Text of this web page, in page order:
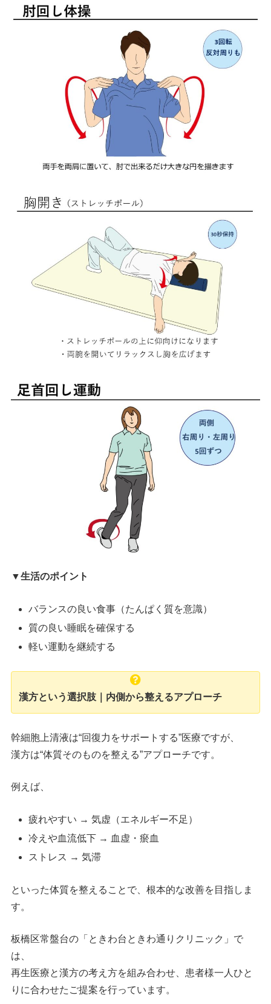
▼生活のポイント
バランスの良い食事（たんぱく質を意識）
質の良い睡眠を確保する
軽い運動を継続する
漢方という選択肢｜内側から整えるアプローチ
幹細胞上清液は“回復力をサポートする”医療ですが、
漢方は“体質そのものを整える”アプローチです。
例えば、
疲れやすい → 気虚（エネルギー不足）
冷えや血流低下 → 血虚・瘀血
ストレス → 気滞
といった体質を整えることで、根本的な改善を目指しま
す。
板橋区常盤台の「ときわ台ときわ通りクリニック」で
は、
再生医療と漢方の考え方を組み合わせ、患者様一人ひと
りに合わせたご提案を行っています。